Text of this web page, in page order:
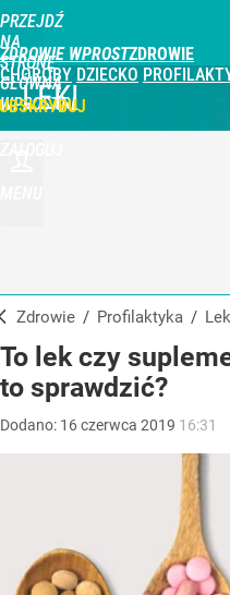
PRZEJDŹ
NA
STRONĘ
GŁÓWNĄ
WPROST.PL
ZDROWIE WPROST
CHOROBY DZIECKO
LEKI
Zdrowie / Profilaktyka /
To lek czy
to sprawdzić?
Dodano: 16czerwca 2019 16:31